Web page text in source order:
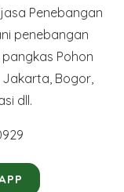
Penebangan
penebangan
Pohon
Bogor,
dll.